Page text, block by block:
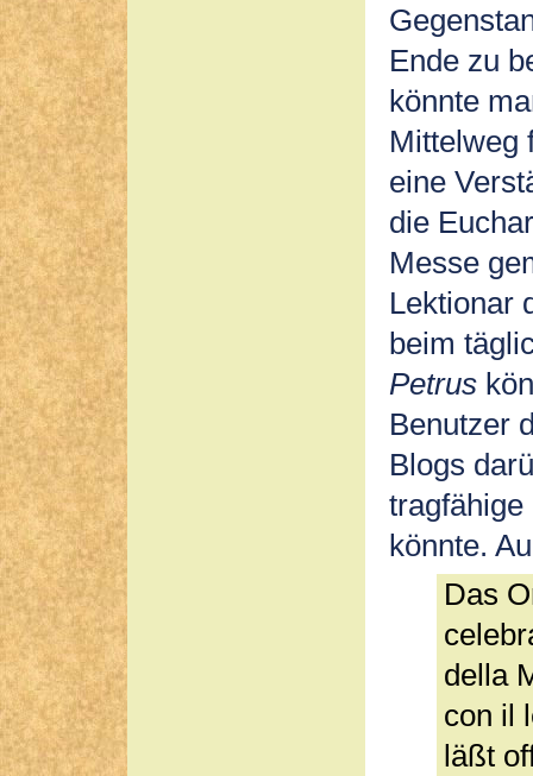
Ende zu
könnte
Mittelweg
eine
die
Messe
Lektionar
beim
Petrus
Benutzer
Blogs
tragfähige
könnte.
Das
della
con il
läßt